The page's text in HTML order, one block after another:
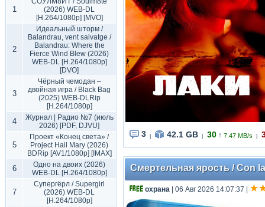
1
(2026) WEB-DL
[H.264/1080p] [MVO]
2
Идеальный шторм /
Balandrau, vent salvatge /
Balandrau: Where the
Fierce Wind Blew (2026)
WEB-DL [H.264/1080p]
[DVO]
3
Чёрный чемодан –
двойная игра / Black Bag
(2025) WEB-DLRip
[H.264/1080p]
4
Журнал | Радио №7 (июль
2026) [PDF, DJVU]
5
Проект «Конец света» /
Project Hail Mary (2026)
BDRip [AV1/1080p] [IMAX]
6
Одно на двоих (2026)
WEB-DL [H.264/1080p]
7
Супергёрл / Supergirl
(2026) WEB-DL
[H.264/1080p]
3 42.1 GB 30 ↑ 7.47 MB/s
Смертельная ярость / Con
охрана | 06 Авг 2026 14:07:37